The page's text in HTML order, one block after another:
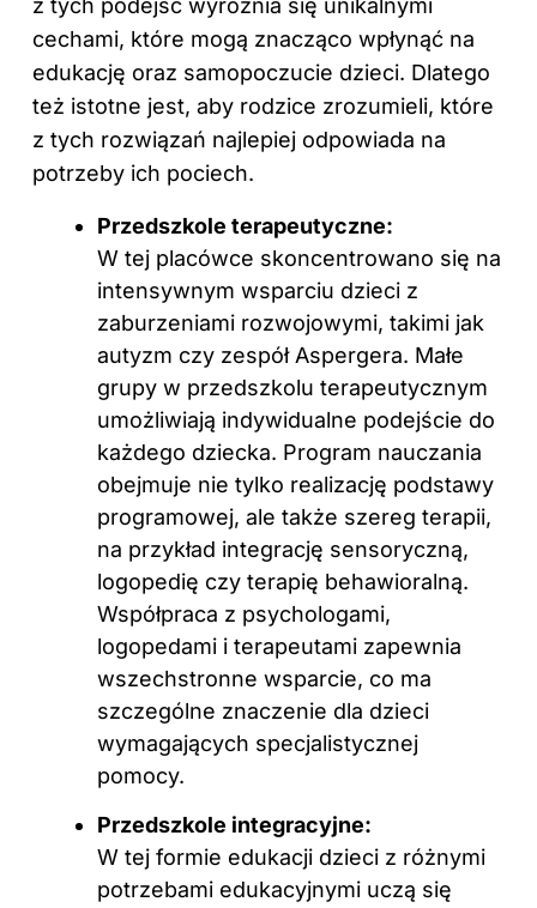
cechami, które mogą znacząco wpłynąć na
edukację oraz samopoczucie dzieci. Dlatego
też istotne jest, aby rodzice zrozumieli, które
z tych rozwiązań najlepiej odpowiada na
potrzeby ich pociech.
Przedszkole terapeutyczne:
W tej placówce skoncentrowano się na
intensywnym wsparciu dzieci z
zaburzeniami rozwojowymi, takimi jak
autyzm czy zespół Aspergera. Małe
grupy w przedszkolu terapeutycznym
umożliwiają indywidualne podejście do
każdego dziecka. Program nauczania
obejmuje nie tylko realizację podstawy
programowej, ale także szereg terapii,
na przykład integrację sensoryczną,
logopedię czy terapię behawioralną.
Współpraca z psychologami,
logopedami i terapeutami zapewnia
wszechstronne wsparcie, co ma
szczególne znaczenie dla dzieci
wymagających specjalistycznej
pomocy.
Przedszkole integracyjne:
W tej formie edukacji dzieci z różnymi
potrzebami edukacyjnymi uczą się